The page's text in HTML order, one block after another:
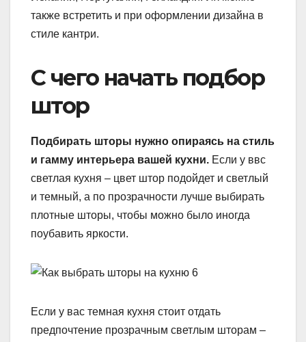
также встретить и при оформлении дизайна в
стиле кантри.
С чего начать подбор
штор
Подбирать шторы нужно опираясь на стиль
и гамму интерьера вашей кухни. Если у ввс
светлая кухня – цвет штор подойдет и светлый
и темный, а по прозрачности лучше выбирать
плотные шторы, чтобы можно было иногда
поубавить яркости.
Если у вас темная кухня стоит отдать
предпочтение прозрачным светлым шторам –